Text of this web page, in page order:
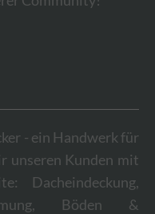
- ein Handwerk für
unseren Kunden mit
Dacheindeckung,
Böden &